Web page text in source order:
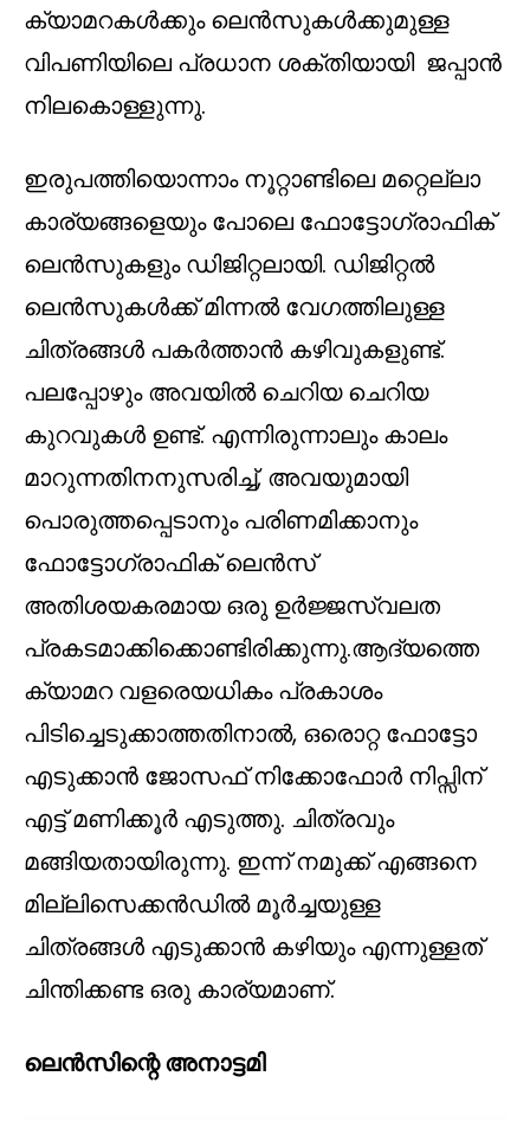
ക്യാമറകൾക്കും ലെൻസുകൾക്കുമുള്ള
വിപണിയിലെ പ്രധാന ശക്തിയായി ജപ്പാൻ
നിലകൊള്ളുന്നു.
ഇരുപത്തിയൊന്നാം നൂറ്റാണ്ടിലെ മറ്റെല്ലാ
കാര്യങ്ങളെയും പോലെ ഫോട്ടോഗ്രാഫിക്
ലെൻസുകളും ഡിജിറ്റലായി. ഡിജിറ്റൽ
ലെൻസുകൾക്ക് മിന്നൽ വേഗത്തിലുള്ള
ചിത്രങ്ങൾ പകർത്താൻ കഴിവുകളുണ്ട്.
പലപ്പോഴും അവയിൽ ചെറിയ ചെറിയ
കുറവുകൾ ഉണ്ട്. എന്നിരുന്നാലും കാലം
മാറുന്നതിനനുസരിച്ച്, അവയുമായി
പൊരുത്തപ്പെടാനും പരിണമിക്കാനും
ഫോട്ടോഗ്രാഫിക് ലെൻസ്
അതിശയകരമായ ഒരു ഉർജ്ജസ്വലത
പ്രകടമാക്കിക്കൊണ്ടിരിക്കുന്നു.ആദ്യത്തെ
ക്യാമറ വളരെയധികം പ്രകാശം
പിടിച്ചെടുക്കാത്തതിനാൽ, ഒരൊറ്റ ഫോട്ടോ
എടുക്കാൻ ജോസഫ് നിക്കോഫോർ നിപ്സിന്
എട്ട് മണിക്കൂർ എടുത്തു. ചിത്രവും
മങ്ങിയതായിരുന്നു. ഇന്ന് നമുക്ക് എങ്ങനെ
മില്ലിസെക്കൻഡിൽ മൂർച്ചയുള്ള
ചിത്രങ്ങൾ എടുക്കാൻ കഴിയും എന്നുള്ളത്
ചിന്തിക്കണ്ട ഒരു കാര്യമാണ്.
ലെൻസിന്റെ അനാട്ടമി